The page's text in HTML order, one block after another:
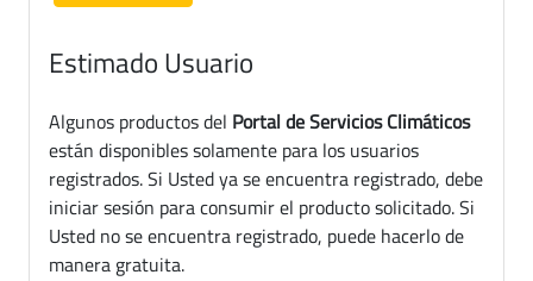
Estimado Usuario
Algunos productos del Portal de Servicios Climáticos
están disponibles solamente para los usuarios
registrados. Si Usted ya se encuentra registrado, debe
iniciar sesión para consumir el producto solicitado. Si
Usted no se encuentra registrado, puede hacerlo de
manera gratuita.